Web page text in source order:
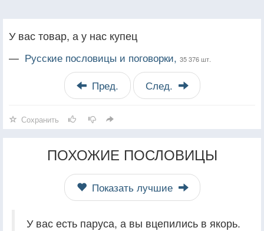
У вас товар, а у нас купец
— Русские пословицы и поговорки, 35 376 шт.
Пред. След.
Сохранить
ПОХОЖИЕ ПОСЛОВИЦЫ
Показать лучшие
У вас есть паруса, а вы вцепились в якорь.